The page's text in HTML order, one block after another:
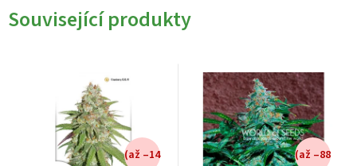
Související produkty
(až –14 (až –88